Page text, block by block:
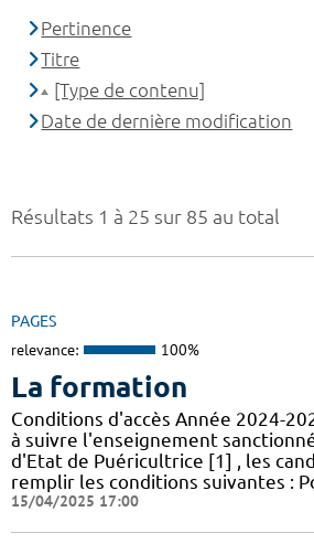
Résultats 1 à 25 sur 85 au total
PAGES
relevance: 100%
La formation
Conditions d'accès Année 2024-
à suivre l'enseignement
d'Etat de Puéricultrice [1] , les
remplir les conditions suivantes :
15/04/2025 17:00
Pertinence
Titre
[Type de contenu]
Date de dernière modification